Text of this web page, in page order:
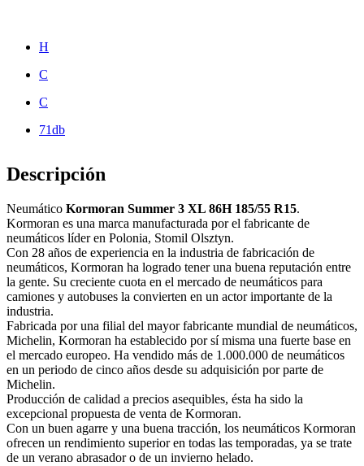
H
C
C
71db
Descripción
Neumático Kormoran Summer 3 XL 86H 185/55 R15.
Kormoran es una marca manufacturada por el fabricante de
neumáticos líder en Polonia, Stomil Olsztyn.
Con 28 años de experiencia en la industria de fabricación de
neumáticos, Kormoran ha logrado tener una buena reputación entre
la gente. Su creciente cuota en el mercado de neumáticos para
camiones y autobuses la convierten en un actor importante de la
industria.
Fabricada por una filial del mayor fabricante mundial de neumáticos,
Michelin, Kormoran ha establecido por sí misma una fuerte base en
el mercado europeo. Ha vendido más de 1.000.000 de neumáticos
en un periodo de cinco años desde su adquisición por parte de
Michelin.
Producción de calidad a precios asequibles, ésta ha sido la
excepcional propuesta de venta de Kormoran.
Con un buen agarre y una buena tracción, los neumáticos Kormoran
ofrecen un rendimiento superior en todas las temporadas, ya se trate
de un verano abrasador o de un invierno helado.